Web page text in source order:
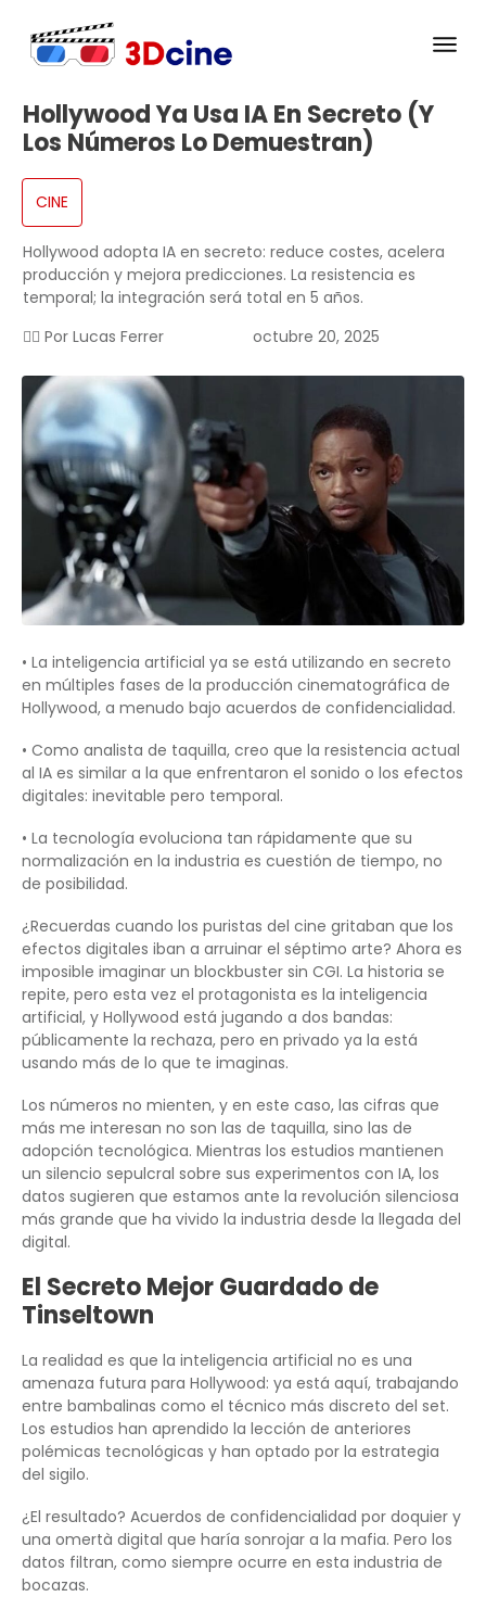
Hollywood Ya Usa IA En Secreto (y
Los Números Lo Demuestran)
CINE
Hollywood adopta IA en secreto: reduce costes, acelera
producción y mejora predicciones. La resistencia es
temporal; la integración será total en 5 años.
✍🏻 Por Lucas Ferrer octubre 20, 2025
• La inteligencia artificial ya se está utilizando en secreto
en múltiples fases de la producción cinematográfica de
Hollywood, a menudo bajo acuerdos de confidencialidad.
• Como analista de taquilla, creo que la resistencia actual
al IA es similar a la que enfrentaron el sonido o los efectos
digitales: inevitable pero temporal.
• La tecnología evoluciona tan rápidamente que su
normalización en la industria es cuestión de tiempo, no
de posibilidad.
¿Recuerdas cuando los puristas del cine gritaban que los
efectos digitales iban a arruinar el séptimo arte? Ahora es
imposible imaginar un blockbuster sin CGI. La historia se
repite, pero esta vez el protagonista es la inteligencia
artificial, y Hollywood está jugando a dos bandas:
públicamente la rechaza, pero en privado ya la está
usando más de lo que te imaginas.
Los números no mienten, y en este caso, las cifras que
más me interesan no son las de taquilla, sino las de
adopción tecnológica. Mientras los estudios mantienen
un silencio sepulcral sobre sus experimentos con IA, los
datos sugieren que estamos ante la revolución silenciosa
más grande que ha vivido la industria desde la llegada del
digital.
El Secreto Mejor Guardado de
Tinseltown
La realidad es que la inteligencia artificial no es una
amenaza futura para Hollywood: ya está aquí, trabajando
entre bambalinas como el técnico más discreto del set.
Los estudios han aprendido la lección de anteriores
polémicas tecnológicas y han optado por la estrategia
del sigilo.
¿El resultado? Acuerdos de confidencialidad por doquier y
una omertà digital que haría sonrojar a la mafia. Pero los
datos filtran, como siempre ocurre en esta industria de
bocazas.